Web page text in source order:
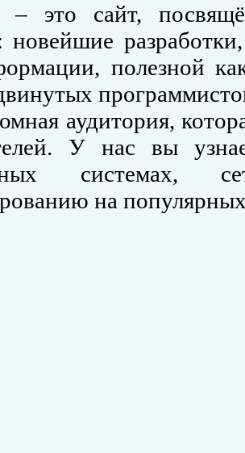
– это сайт,
новейшие
полезной
аудитория,
У нас вы
системах,
на